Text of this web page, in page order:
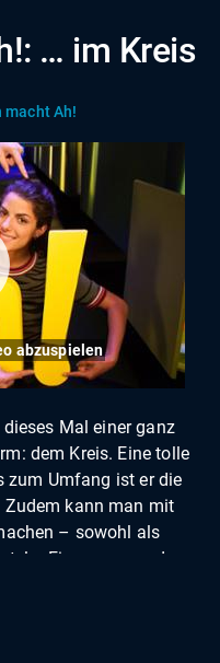
… im Kreis
macht Ah!
abzuspielen
Mal einer ganz
dem Kreis. Eine tolle
zum Umfang ist er die
kann man mit
– sowohl als
Eine ganz runde
die nebenbei die